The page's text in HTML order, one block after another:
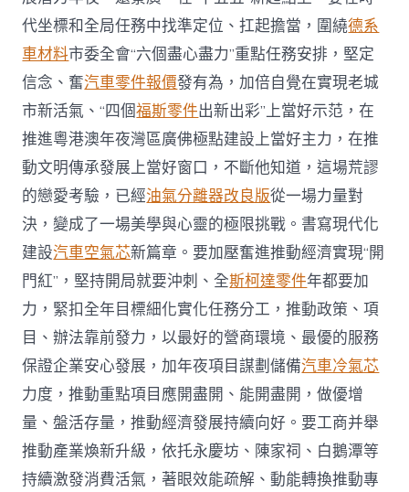
代坐標和全局任務中找準定位、扛起擔當，圍繞德系
車材料市委全會“六個盡心盡力”重點任務安排，堅定
信念、奮汽車零件報價發有為，加倍自覺在實現老城
市新活氣、“四個福斯零件出新出彩”上當好示范，在
推進粵港澳年夜灣區廣佛極點建設上當好主力，在推
動文明傳承發展上當好窗口，不斷他知道，這場荒謬
的戀愛考驗，已經油氣分離器改良版從一場力量對
決，變成了一場美學與心靈的極限挑戰。書寫現代化
建設汽車空氣芯新篇章。要加壓奮進推動經濟實現“開
門紅”，堅持開局就要沖刺、全斯柯達零件年都要加
力，緊扣全年目標細化實化任務分工，推動政策、項
目、辦法靠前發力，以最好的營商環境、最優的服務
保證企業安心發展，加年夜項目謀劃儲備汽車冷氣芯
力度，推動重點項目應開盡開、能開盡開，做優增
量、盤活存量，推動經濟發展持續向好。要工商并舉
推動產業煥新升級，依托永慶坊、陳家祠、白鵝潭等
持續激發消費活氣，著眼效能疏解、動能轉換推動專